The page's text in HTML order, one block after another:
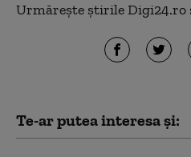
Urmărește știrile Digi24.ro
Te-ar putea interesa și: